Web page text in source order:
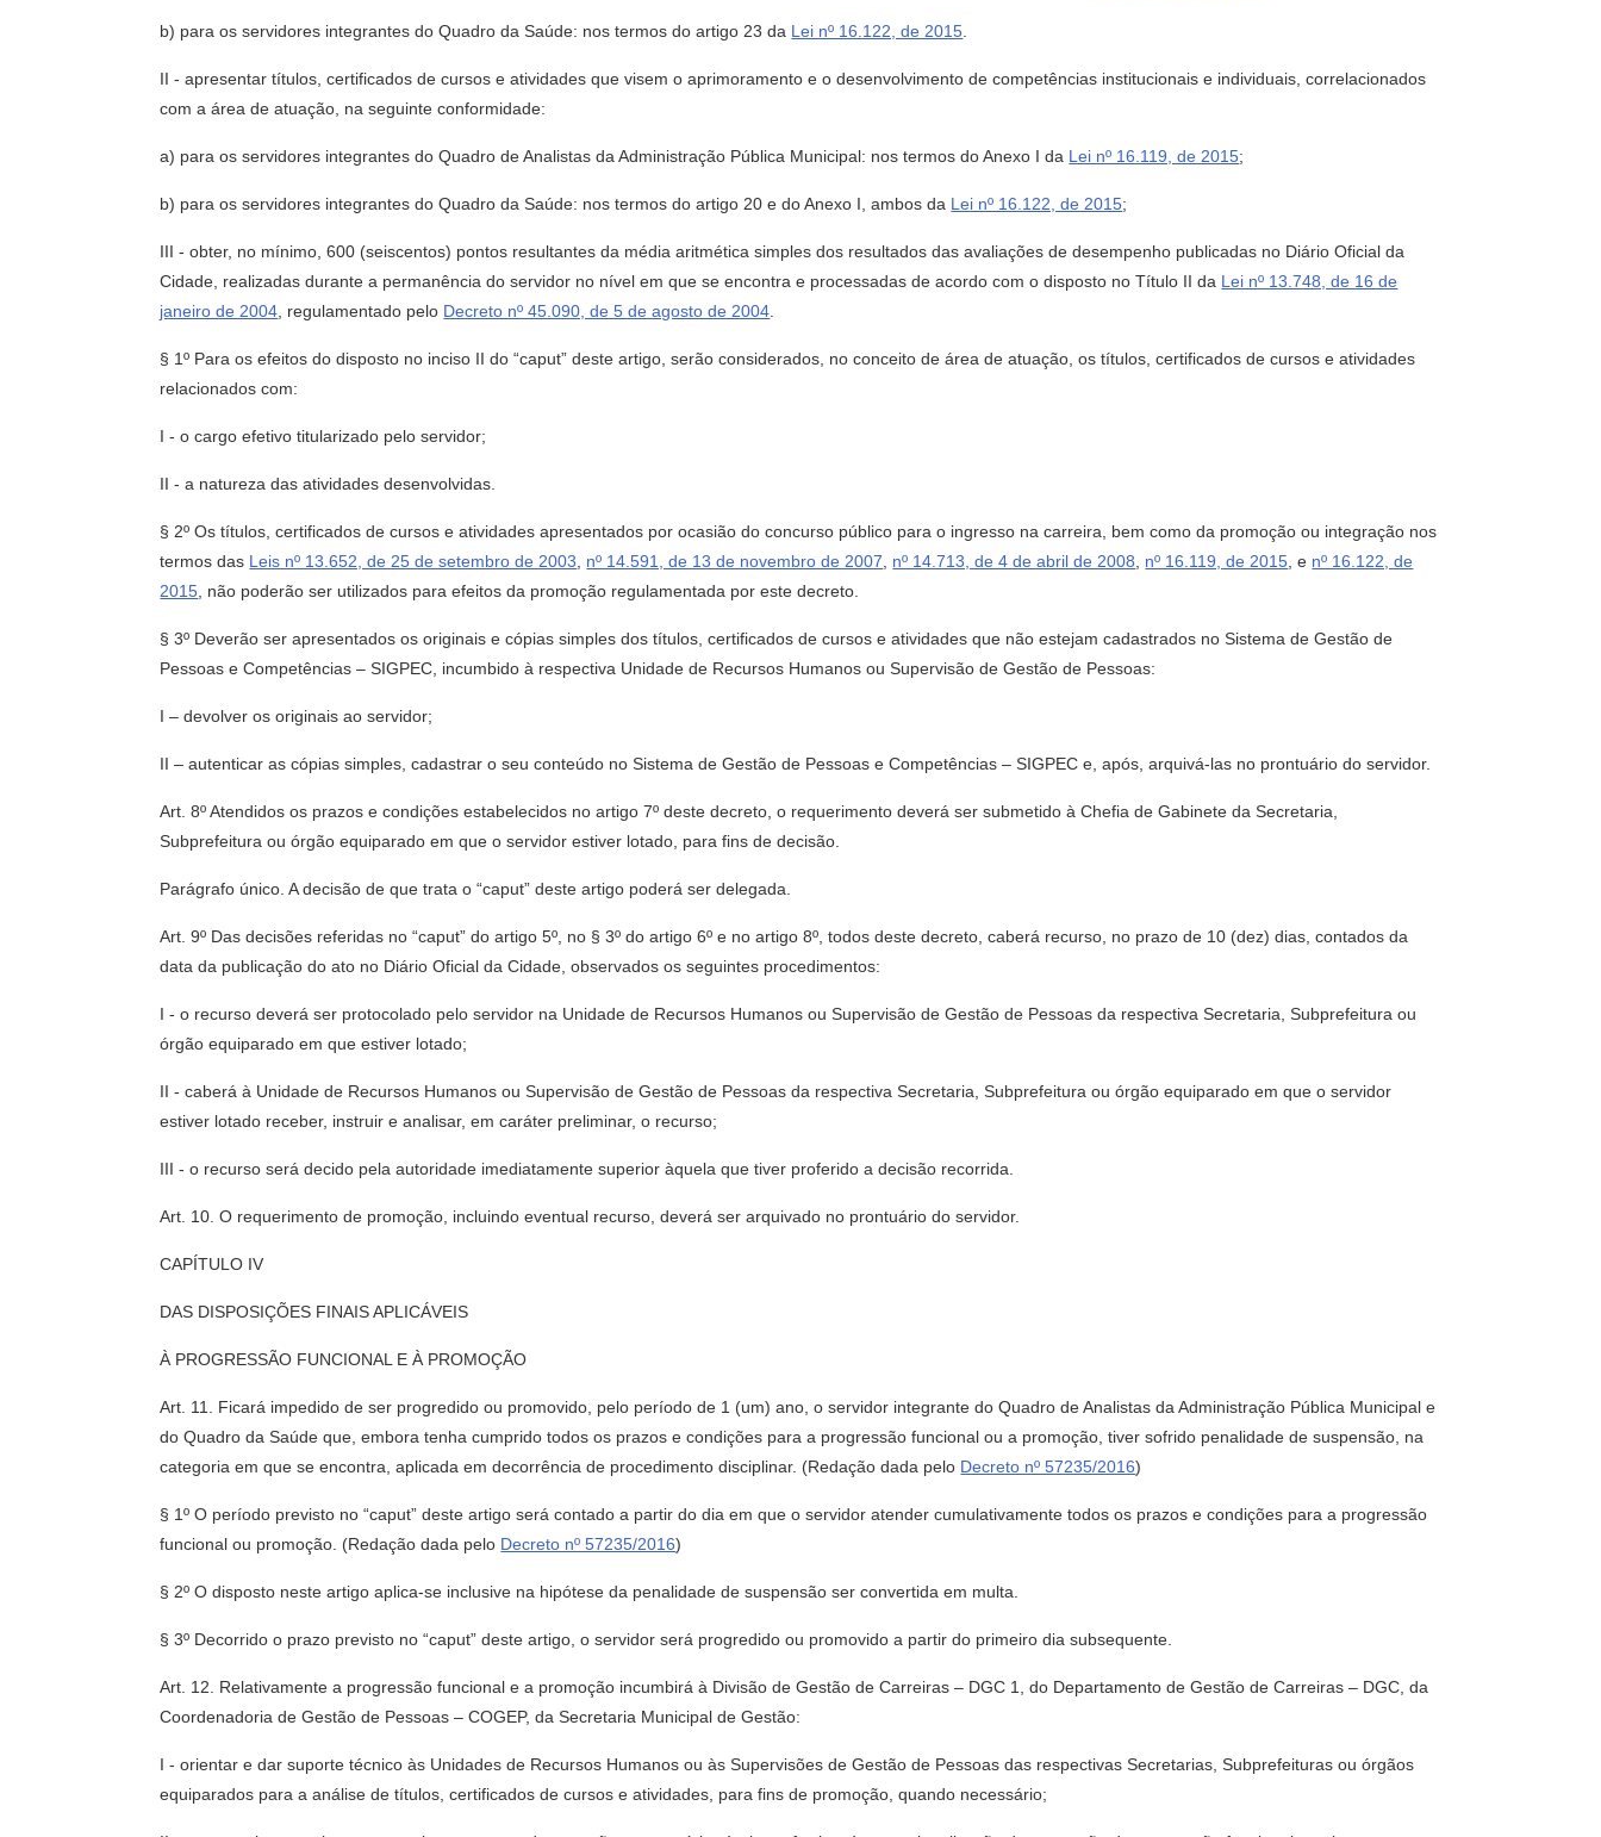
b) para os servidores integrantes do Quadro da Saúde: nos termos do artigo 23 da Lei nº 16.122, de 2015
II - apresentar títulos, certificados de cursos e atividades que visem o aprimoramento e o desenvolvimento de competências institucionais e individuais, correlacionados
com a área de atuação, na seguinte conformidade:
a) para os servidores integrantes do Quadro de Analistas da Administração Pública Municipal: nos termos do Anexo I da Lei nº 16.119, de 2015;
b) para os servidores integrantes do Quadro da Saúde: nos termos do artigo 20 e do Anexo I, ambos da Lei nº 16.122, de 2015;
III - obter, no mínimo, 600 (seiscentos) pontos resultantes da média aritmética simples dos resultados das avaliações de desempenho publicadas no Diário Oficial da
Cidade, realizadas durante a permanência do servidor no nível em que se encontra e processadas de acordo com o disposto no Título II da Lei nº 13.748, de 16 de
janeiro de 2004 , regulamentado pelo Decreto nº 45.090, de 5 de agosto de 2004
§ 1º Para os efeitos do disposto no inciso II do “caput” deste artigo, serão considerados, no conceito de área de atuação, os títulos, certificados de cursos e atividades
relacionados com:
I - o cargo efetivo titularizado pelo servidor;
II - a natureza das atividades desenvolvidas.
§ 2º Os títulos, certificados de cursos e atividades apresentados por ocasião do concurso público para o ingresso na carreira, bem como da promoção ou integração nos
termos das Leis nº 13.652, de 25 de setembro de 2003 nº 14.591, de 13 de novembro de 2007 nº 14.713, de 4 de abril de 2008 nº 16.119, de 2015 , e nº 16.122, de
2015 , não poderão ser utilizados para efeitos da promoção regulamentada por este decreto.
§ 3º Deverão ser apresentados os originais e cópias simples dos títulos, certificados de cursos e atividades que não estejam cadastrados no Sistema de Gestão de
Pessoas e Competências – SIGPEC, incumbido à respectiva Unidade de Recursos Humanos ou Supervisão de Gestão de Pessoas:
I – devolver os originais ao servidor;
II – autenticar as cópias simples, cadastrar o seu conteúdo no Sistema de Gestão de Pessoas e Competências – SIGPEC e, após, arquivá-las no prontuário do servidor.
Art. 8º Atendidos os prazos e condições estabelecidos no artigo 7º deste decreto, o requerimento deverá ser submetido à Chefia de Gabinete da Secretaria,
Subprefeitura ou órgão equiparado em que o servidor estiver lotado, para fins de decisão.
Parágrafo único. A decisão de que trata o “caput” deste artigo poderá ser delegada.
Art. 9º Das decisões referidas no “caput” do artigo 5º, no § 3º do artigo 6º e no artigo 8º, todos deste decreto, caberá recurso, no prazo de 10 (dez) dias, contados da
data da publicação do ato no Diário Oficial da Cidade, observados os seguintes procedimentos:
I - o recurso deverá ser protocolado pelo servidor na Unidade de Recursos Humanos ou Supervisão de Gestão de Pessoas da respectiva Secretaria, Subprefeitura ou
órgão equiparado em que estiver lotado;
II - caberá à Unidade de Recursos Humanos ou Supervisão de Gestão de Pessoas da respectiva Secretaria, Subprefeitura ou órgão equiparado em que o servidor
estiver lotado receber, instruir e analisar, em caráter preliminar, o recurso;
III - o recurso será decido pela autoridade imediatamente superior àquela que tiver proferido a decisão recorrida.
Art. 10. O requerimento de promoção, incluindo eventual recurso, deverá ser arquivado no prontuário do servidor.
CAPÍTULO IV
DAS DISPOSIÇÕES FINAIS APLICÁVEIS
À PROGRESSÃO FUNCIONAL E À PROMOÇÃO
Art. 11. Ficará impedido de ser progredido ou promovido, pelo período de 1 (um) ano, o servidor integrante do Quadro de Analistas da Administração Pública Municipal e
do Quadro da Saúde que, embora tenha cumprido todos os prazos e condições para a progressão funcional ou a promoção, tiver sofrido penalidade de suspensão, na
categoria em que se encontra, aplicada em decorrência de procedimento disciplinar. (Redação dada pelo Decreto nº 57235/2016)
§ 1º O período previsto no “caput” deste artigo será contado a partir do dia em que o servidor atender cumulativamente todos os prazos e condições para a progressão
funcional ou promoção. (Redação dada pelo Decreto nº 57235/2016)
§ 2º O disposto neste artigo aplica-se inclusive na hipótese da penalidade de suspensão ser convertida em multa.
§ 3º Decorrido o prazo previsto no “caput” deste artigo, o servidor será progredido ou promovido a partir do primeiro dia subsequente.
Art. 12. Relativamente a progressão funcional e a promoção incumbirá à Divisão de Gestão de Carreiras – DGC 1, do Departamento de Gestão de Carreiras – DGC, da
Coordenadoria de Gestão de Pessoas – COGEP, da Secretaria Municipal de Gestão:
I - orientar e dar suporte técnico às Unidades de Recursos Humanos ou às Supervisões de Gestão de Pessoas das respectivas Secretarias, Subprefeituras ou órgãos
equiparados para a análise de títulos, certificados de cursos e atividades, para fins de promoção, quando necessário;